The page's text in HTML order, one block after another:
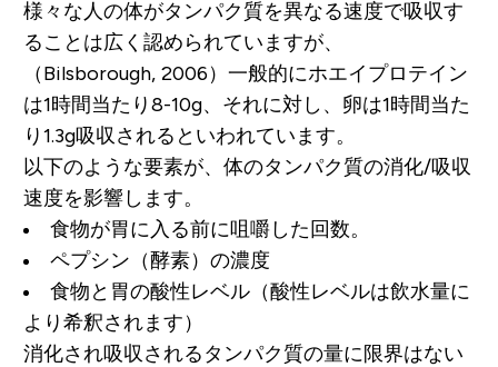
様々な人の体がタンパク質を異なる速度で吸収す
ることは広く認められていますが、
（Bilsborough, 2006）一般的にホエイプロテイン
は1時間当たり8-10g、それに対し、卵は1時間当た
り1.3g吸収されるといわれています。
以下のような要素が、体のタンパク質の消化/吸収
速度を影響します。
食物が胃に入る前に咀嚼した回数。
ペプシン（酵素）の濃度
食物と胃の酸性レベル（酸性レベルは飲水量に
より希釈されます）
消化され吸収されるタンパク質の量に限界はない